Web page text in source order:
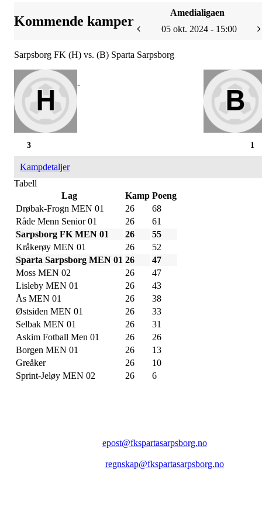
Kommende kamper
Amedialigaen
05 okt. 2024 - 15:00
Sarpsborg FK (H) vs. (B) Sparta Sarpsborg
-
1
3
Kampdetaljer
Tabell
Lag
Kamp Poeng
Drøbak-Frogn MEN 01
26
68
Råde Menn Senior 01
26
61
Sarpsborg FK MEN 01
26
55
Kråkerøy MEN 01
26
52
Sparta Sarpsborg MEN 01 26
47
Moss MEN 02
26
47
Lisleby MEN 01
26
43
Ås MEN 01
26
38
Østsiden MEN 01
26
33
Selbak MEN 01
26
31
Askim Fotball Men 01
26
26
Borgen MEN 01
26
13
Greåker
26
10
Sprint-Jeløy MEN 02
26 6
epost@fkspartasarpsborg.no
regnskap@fkspartasarpsborg.no